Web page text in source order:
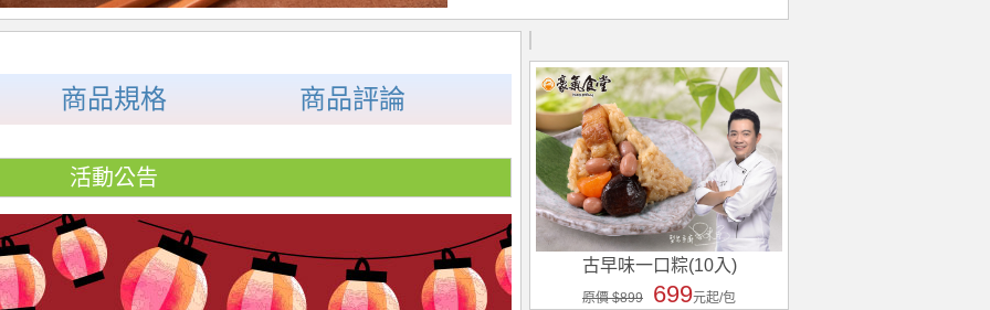
商品規格 商品評論
活動公告
古早味一口粽(10入)
原價 $899 699元起/包